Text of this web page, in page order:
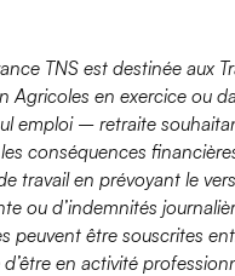
TNS est destinée aux
Agricoles en exercice ou
emploi – retraite
conséquences
travail en prévoyant le
ou d’indemnités
peuvent être souscrites
en activité